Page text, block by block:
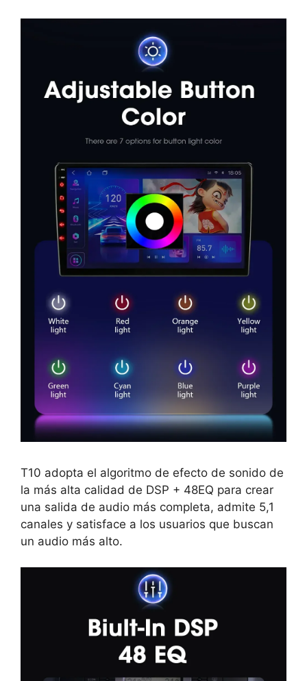
T10 adopta el algoritmo de efecto de sonido de
la más alta calidad de DSP + 48EQ para crear
una salida de audio más completa, admite 5,1
canales y satisface a los usuarios que buscan
un audio más alto.